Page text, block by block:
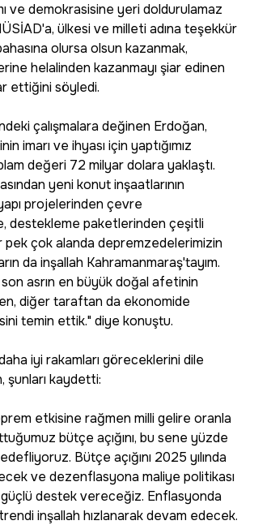
ve demokrasisine yeri doldurulamaz
ülkesi ve milleti adına teşekkür
olursa olsun kazanmak,
helalinden kazanmayı şiar edinen
ettiğini söyledi.
çalışmalara değinen Erdoğan,
imarı ve ihyası için yaptığımız
değeri 72 milyar dolara yaklaştı.
yeni konut inşaatlarının
projelerinden çevre
destekleme paketlerinden çeşitli
pek çok alanda depremzedelerimizin
da inşallah Kahramanmaraş'tayım.
asrın en büyük doğal afetinin
diğer taraftan da ekonomide
temin ettik." diye konuştu.
iyi rakamları göreceklerini dile
şunları kaydetti:
etkisine rağmen milli gelire oranla
bütçe açığını, bu sene yüzde
Bütçe açığını 2025 yılında
ve dezenflasyona maliye politikası
güçlü destek vereceğiz. Enflasyonda
inşallah hızlanarak devam edecek.